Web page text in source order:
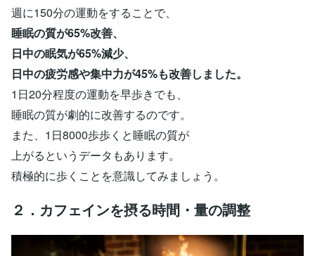
週に150分の運動をすることで、
睡眠の質が65%改善、
日中の眠気が65%減少、
日中の疲労感や集中力が45%も改善しました。
1日20分程度の運動を早歩きでも、
睡眠の質が劇的に改善するのです。
また、1日8000歩歩くと睡眠の質が
上がるというデータもあります。
積極的に歩くことを意識してみましょう。
２．カフェインを摂る時間・量の調整